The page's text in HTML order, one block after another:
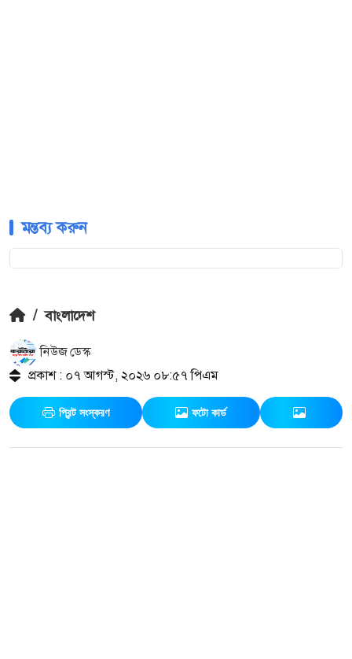
মন্তব্য করুন
/ বাংলাদেশ
নিউজ ডেস্ক
প্রকাশ : ০৭ আগস্ট, ২০২৬ ০৮:৫৭ পিএম
প্রিন্ট সংস্করণ ফটো কার্ড